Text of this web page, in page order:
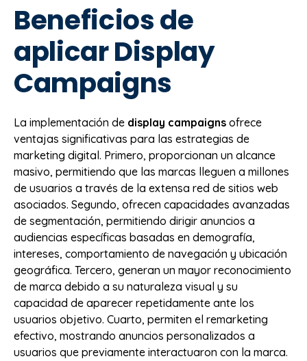
Beneficios de
aplicar Display
Campaigns
La implementación de display campaigns ofrece
ventajas significativas para las estrategias de
marketing digital. Primero, proporcionan un alcance
masivo, permitiendo que las marcas lleguen a millones
de usuarios a través de la extensa red de sitios web
asociados. Segundo, ofrecen capacidades avanzadas
de segmentación, permitiendo dirigir anuncios a
audiencias específicas basadas en demografía,
intereses, comportamiento de navegación y ubicación
geográfica. Tercero, generan un mayor reconocimiento
de marca debido a su naturaleza visual y su
capacidad de aparecer repetidamente ante los
usuarios objetivo. Cuarto, permiten el remarketing
efectivo, mostrando anuncios personalizados a
usuarios que previamente interactuaron con la marca.